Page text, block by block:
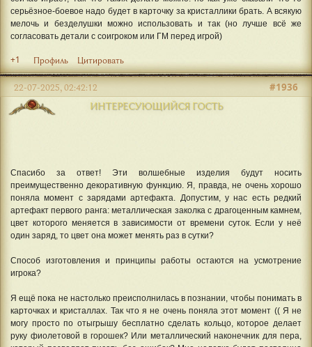
серьёзное-боевое надо будет в карточку за кристаллики брать. А всякую
мелочь и безделушки можно использовать и так (но лучше всё же
согласовать детали с соигроком или ГМ перед игрой)
+1 Профиль Цитировать
ИНТЕРЕСУЮЩИЙСЯ ГОСТЬ
#1936
22-07-2025, 02:42:12
Спасибо за ответ! Эти волшебные изделия будут носить
преимущественно декоративную функцию. Я, правда, не очень хорошо
поняла момент с зарядами артефакта. Допустим, у нас есть редкий
артефакт первого ранга: металлическая заколка с драгоценным камнем,
цвет которого меняется в зависимости от времени суток. Если у неё
один заряд, то цвет она может менять раз в сутки?
Способ изготовления и принципы работы остаются на усмотрение
игрока?
Я ещё пока не настолько преисполнилась в познании, чтобы понимать в
карточках и кристаллах. Так что я не очень поняла этот момент (( Я не
могу просто по отыгрышу бесплатно сделать кольцо, которое делает
руку фиолетовой в горошек? Или металлический наконечник для пера,